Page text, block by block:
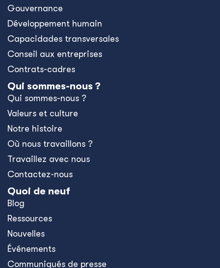
Gouvernance
Développement humain
Capacidades transversales
Conseil aux entreprises
Contrats-cadres
Qui sommes-nous ?
Qui sommes-nous ?
Valeurs et culture
Notre histoire
Où nous travaillons ?
Travaillez avec nous
Contactez-nous
Quoi de neuf
Blog
Ressources
Nouvelles
Événements
Communiqués de presse